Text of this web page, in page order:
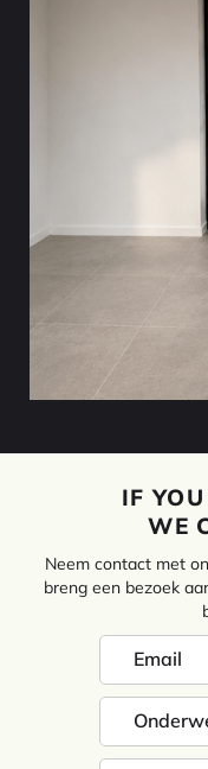
IF
WE
Neem contact met
breng een bezoek